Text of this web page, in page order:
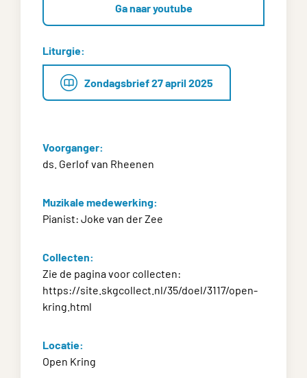
Ga naar youtube
Liturgie:
Zondagsbrief 27 april 2025
Voorganger:
ds. Gerlof van Rheenen
Muzikale medewerking:
Pianist: Joke van der Zee
Collecten:
Zie de pagina voor collecten:
https://site.skgcollect.nl/35/doel/3117/open-
kring.html
Locatie:
Open Kring